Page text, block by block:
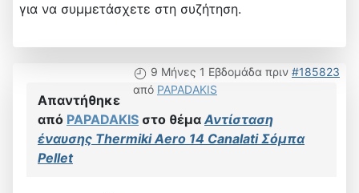
για να συμμετάσχετε στη συζήτηση.
9 Μήνες 1 Εβδομάδα πριν #185823
από PAPADAKIS
Απαντήθηκε
από PAPADAKIS στο θέμαΑντίσταση
έναυσης Thermiki Aero 14 Canalati Σόμπα
Pellet